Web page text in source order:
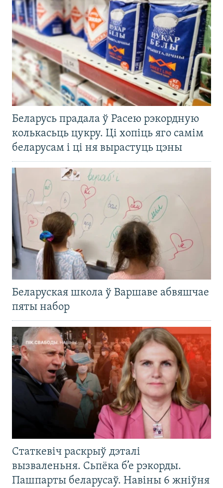
Беларусь прадала ў Расею рэкордную
колькасьць цукру. Ці хопіць яго самім
беларусам і ці ня вырастуць цэны
Беларуская школа ў Варшаве абвяшчае
пяты набор
Статкевіч раскрыў дэталі
вызваленьня. Сьпёка б’е рэкорды.
Пашпарты беларусаў. Навіны 6 жніўня